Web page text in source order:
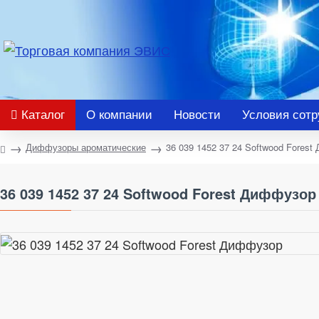
Каталог О компании Новости Условия
Диффузоры ароматические 36 039 1452 37 24 Softwood
36 039 1452 37 24 Softwood Forest Диффузор